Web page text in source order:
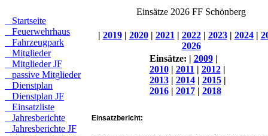
Startseite
Feuerwehrhaus
Fahrzeugpark
Mitglieder
Mitglieder JF
passive Mitglieder
Dienstplan
Dienstplan JF
Einsatzliste
Jahresberichte
Jahresberichte JF
Einsätze 2026 FF Schönberg
| 2019| 2020| 2021 | 2022| 2023| 2024|
2026
Einsätze: | 2009|
2010| 2011 | 2012|
2013| 2014| 2015|
2016| 2017| 2018
Einsatzbericht: